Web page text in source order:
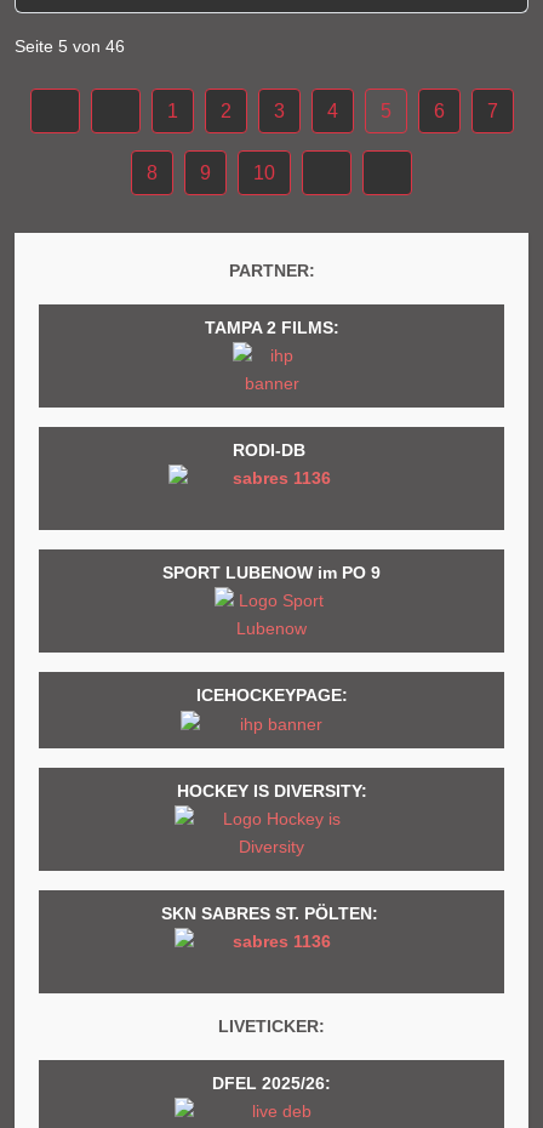
Seite 5 von 46
1 2 3 4 5 6 7
8 9 10
PARTNER:
TAMPA 2 FILMS:
RODI-DB
SPORT LUBENOW im PO 9
ICEHOCKEYPAGE:
HOCKEY IS DIVERSITY:
SKN SABRES ST. PÖLTEN:
LIVETICKER:
DFEL 2025/26: